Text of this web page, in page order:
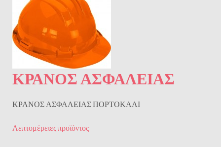
ΚΡΑΝΟΣ ΑΣΦΑΛΕΙΑΣ
ΚΡΑΝΟΣ ΑΣΦΑΛΕΙΑΣ ΠΟΡΤΟΚΑΛΙ
Λεπτομέρειες προϊόντος